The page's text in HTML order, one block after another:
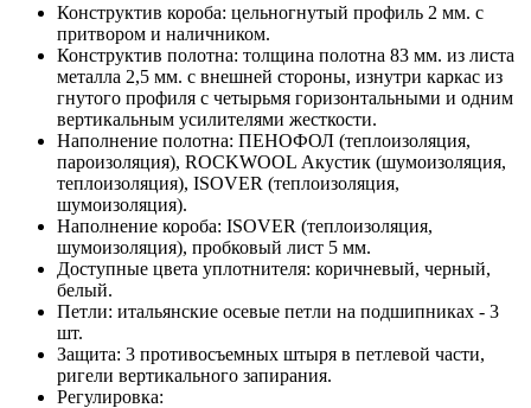
Конструктив короба: цельногнутый профиль 2 мм. с
притвором и наличником.
Конструктив полотна: толщина полотна 83 мм. из листа
металла 2,5 мм. с внешней стороны, изнутри каркас из
гнутого профиля с четырьмя горизонтальными и одним
вертикальным усилителями жесткости.
Наполнение полотна: ПЕНОФОЛ (теплоизоляция,
пароизоляция), ROCKWOOL Акустик (шумоизоляция,
теплоизоляция), ISOVER (теплоизоляция,
шумоизоляция).
Наполнение короба: ISOVER (теплоизоляция,
шумоизоляция), пробковый лист 5 мм.
Доступные цвета уплотнителя: коричневый, черный,
белый.
Петли: итальянские осевые петли на подшипниках - 3
шт.
Защита: 3 противосъемных штыря в петлевой части,
ригели вертикального запирания.
Регулировка: